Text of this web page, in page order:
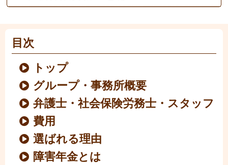
目次
トップ
グループ・事務所概要
弁護士・社会保険労務士・スタッフ
費用
選ばれる理由
障害年金とは